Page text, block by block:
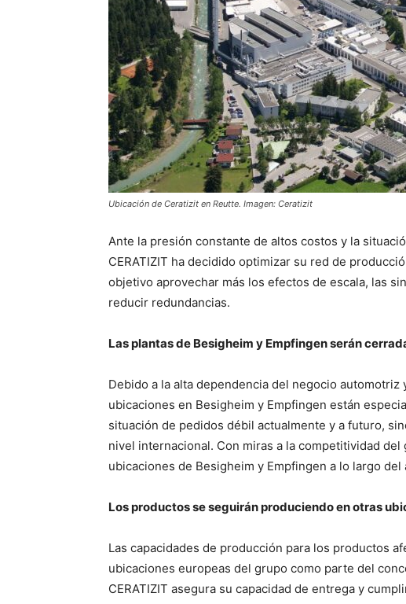
Ubicación de Ceratizit en Reutte. Imagen: Ceratizit
Ante la presión constante de altos costos y la
CERATIZIT ha decidido optimizar su red de
objetivo aprovechar más los efectos de escala, las
reducir redundancias.
Las plantas de Besigheim y Empfingen serán
Debido a la alta dependencia del negocio automotriz
ubicaciones en Besigheim y Empfingen están
situación de pedidos débil actualmente y a futuro,
nivel internacional. Con miras a la competitividad
ubicaciones de Besigheim y Empfingen a lo largo del
Los productos se seguirán produciendo en otras
Las capacidades de producción para los productos
ubicaciones europeas del grupo como parte del
CERATIZIT asegura su capacidad de entrega y